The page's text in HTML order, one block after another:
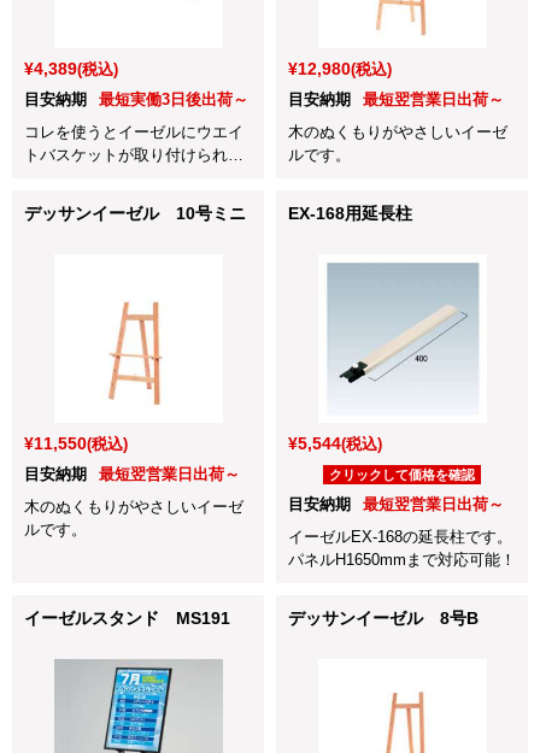
¥4,389(税込)
目安納期
最短実働3日後出荷～
コレを使うとイーゼルにウエイ
トバスケットが取り付けられま
¥12,980(税込)
目安納期
最短翌営業日出荷～
木のぬくもりがやさしいイーゼ
ルです。
デッサンイーゼル 10号ミニ
¥11,550(税込)
目安納期
最短翌営業日出荷～
木のぬくもりがやさしいイーゼ
ルです。
EX-168用延長柱
¥5,544(税込)
クリックして価格を確認
目安納期
最短翌営業日出荷～
イーゼルEX-168の延長柱です。
パネルH1650mmまで対応可能！
イーゼルスタンド MS191 デッサンイーゼル 8号B